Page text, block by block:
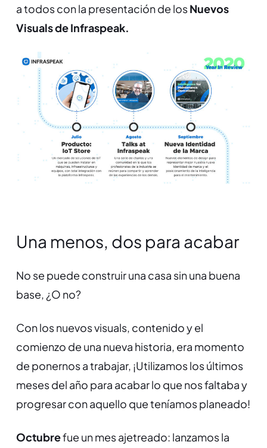
a todos con la presentación de losNuevos
Visuals de Infraspeak.
Una menos, dos para acabar
No se puede construir una casa sin una buena
base, ¿O no?
Con los nuevos visuals, contenido y el
comienzo de una nueva historia, era momento
de ponernos a trabajar, ¡Utilizamos los últimos
meses del año para acabar lo que nos faltaba y
progresar con aquello que teníamos planeado!
Octubrefue un mes ajetreado: lanzamos la